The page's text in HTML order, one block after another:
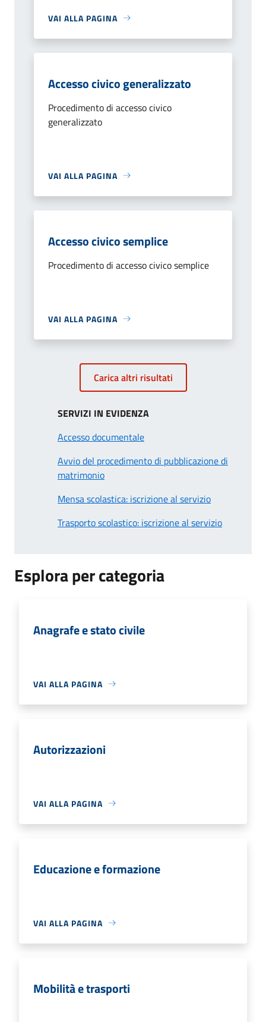
VAI ALLA PAGINA
Accesso civico generalizzato
Procedimento di accesso civico
generalizzato
VAI ALLA PAGINA
Accesso civico semplice
Procedimento di accesso civico semplice
VAI ALLA PAGINA
Carica altri risultati
SERVIZI IN EVIDENZA
Accesso documentale
Avvio del procedimento di pubblicazione di
matrimonio
Mensa scolastica: iscrizione al servizio
Trasporto scolastico: iscrizione al servizio
Esplora per categoria
Anagrafe e stato civile
VAI ALLA PAGINA
Autorizzazioni
VAI ALLA PAGINA
Educazione e formazione
VAI ALLA PAGINA
Mobilità e trasporti